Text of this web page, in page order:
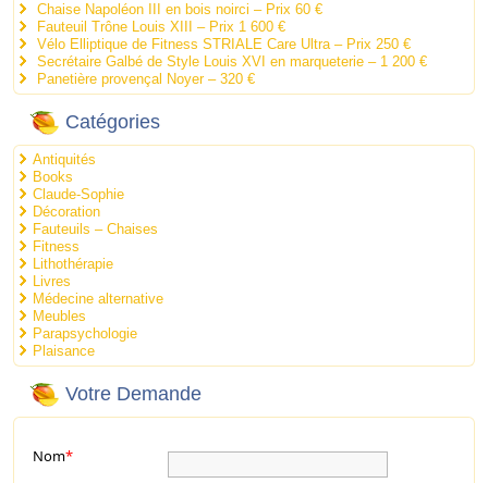
Chaise Napoléon III en bois noirci – Prix 60 €
Fauteuil Trône Louis XIII – Prix 1 600 €
Vélo Elliptique de Fitness STRIALE Care Ultra – Prix 250 €
Secrétaire Galbé de Style Louis XVI en marqueterie – 1 200 €
Panetière provençal Noyer – 320 €
Catégories
Antiquités
Books
Claude-Sophie
Décoration
Fauteuils – Chaises
Fitness
Lithothérapie
Livres
Médecine alternative
Meubles
Parapsychologie
Plaisance
Votre Demande
Nom*